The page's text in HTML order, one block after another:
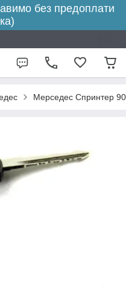
без предоплати
Мерседес Спринтер